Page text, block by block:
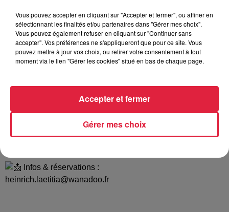
entrée gratuite !
REPAS SUR RÉSERVATION – 10€ seulement
Au menu :
Infos & réservations :
heinrich.laetitia@wanadoo.fr
Vous pouvez accepter en cliquant sur "Accepter et fermer", ou affiner en
sélectionnant les finalités et/ou partenaires dans "Gérer mes choix".
Vous pouvez également refuser en cliquant sur "Continuer sans
accepter". Vos préférences ne s'appliqueront que pour ce site. Vous
pouvez mettre à jour vos choix, ou retirer votre consentement à tout
moment via le lien "Gérer les cookies" situé en bas de chaque page.
Gérer mes choix
Accepter et fermer